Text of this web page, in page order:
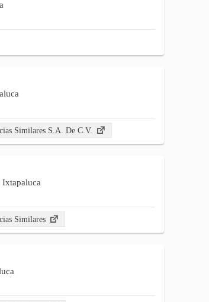
Similares S.A. De C.V.
Ixtapaluca
Similares